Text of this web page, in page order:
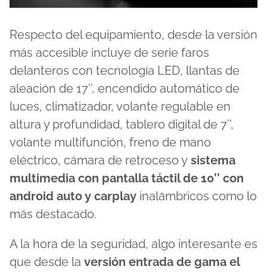
Respecto del equipamiento, desde la versión
más accesible incluye de serie faros
delanteros con tecnología LED, llantas de
aleación de 17’’, encendido automático de
luces, climatizador, volante regulable en
altura y profundidad, tablero digital de 7’’,
volante multifunción, freno de mano
eléctrico, cámara de retroceso y sistema
multimedia con pantalla táctil de 10’’ con
android auto y carplay inalámbricos como lo
más destacado.
A la hora de la seguridad, algo interesante es
que desde la versión entrada de gama el